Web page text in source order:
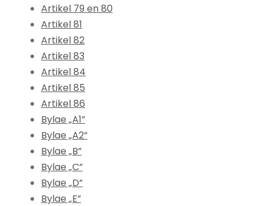
Artikel 79 en 80
Artikel 81
Artikel 82
Artikel 83
Artikel 84
Artikel 85
Artikel 86
Bylae „A1”
Bylae „A2”
Bylae „B”
Bylae „C”
Bylae „D”
Bylae „E”